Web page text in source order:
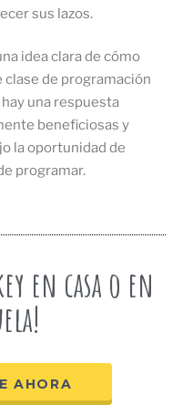
sus lazos.
idea clara de cómo
de programación
una respuesta
beneficiosas y
la oportunidad de
programar.
en casa o en
AHORA